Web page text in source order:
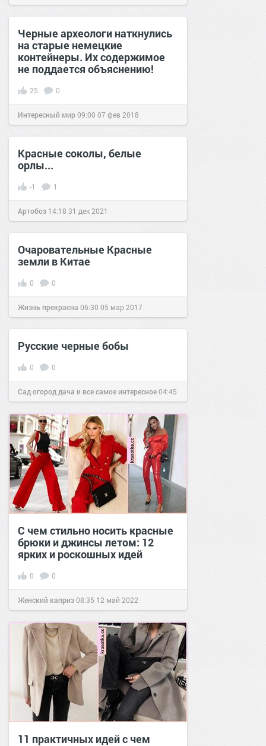
Черные археологи наткнулись
на старые немецкие
контейнеры. Их содержимое
не поддается объяснению!
25 0
Интересный мир09:00 07 фев 2018
Красные соколы, белые
орлы...
-1 1
Артобоз 14:18 31 дек 2021
Очаровательные Красные
земли в Китае
0 0
Жизнь прекрасна 06:30 05 мар 2017
Русские черные бобы
0 0
Сад огород дача и все самое интересное04:45
18 дек 2016
С чем стильно носить красные
брюки и джинсы летом: 12
ярких и роскошных идей
0 0
Женский каприз08:35 12 май 2022
11 практичных идей с чем